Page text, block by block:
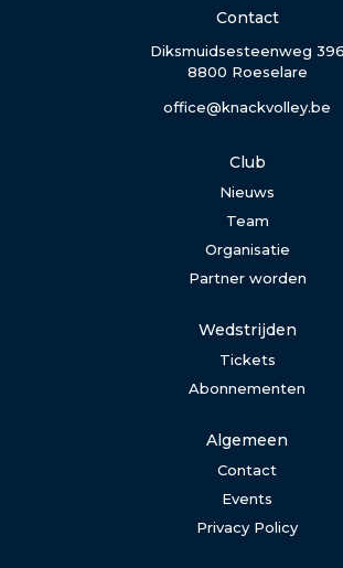
Contact
Diksmuidsesteenweg 396
8800 Roeselare
office@knackvolley.be
Club
Nieuws
Team
Organisatie
Partner worden
Wedstrijden
Tickets
Abonnementen
Algemeen
Contact
Events
Privacy Policy